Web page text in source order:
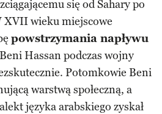
się od Sahary po
XVII wieku miejscowe
powstrzymania napływu
Hassan podczas wojny
Potomkowie Beni
warstwą społeczną, a
języka arabskiego zyskał